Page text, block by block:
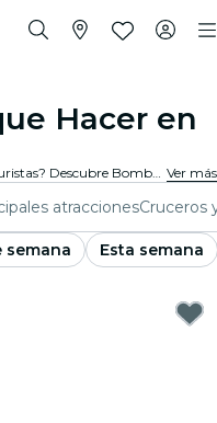
Hacer en
¿Buscas cosas que hacer en Bombay para turistas? Descubre Bombay una aventura a la vez con estas emocionantes experiencias diseñadas especialmente para turistas. ¡Descubre lo mejor que hay para hacer! Ver más
atraccionesCruceros
semana
Esta semana